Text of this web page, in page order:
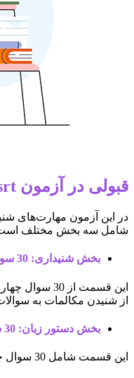
قبولی در آزمون msrt: آشنایی با بخش‌های این آزمون
در این آزمون مهارت‌های
شامل سه بخش مختلف
بخش شنیداری: 30 سوال و 30 نمره
از شنیدن مکالمات به
بخش دستور زبان: 30 سوال و 30 نمره
این قسمت شامل 30 سوال چهار گزینه‌ای است که 15 سوال آن مربوط به Structure و 15 سوال دیگر مربوط به Written Expression هستند.